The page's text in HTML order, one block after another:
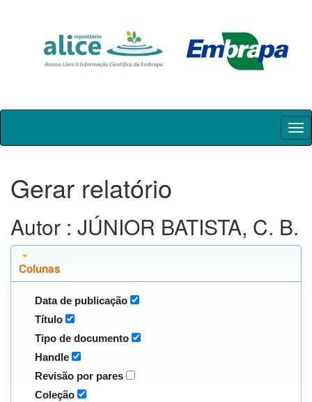
Skip
Gerar relatório
Autor : JÚNIOR BATISTA, C. B.
Colunas
Data de publicação
Título
Tipo de documento
Handle
Revisão por pares
Coleção